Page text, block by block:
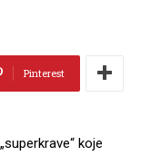
Pinterest
koje